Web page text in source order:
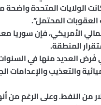
المتحدة واضحة
المحتمل”.
الأمريكي، فإن سوريا
المنطقة.
فُرض العديد منها في
والتعذيب والإعدامات
الانتفاضة، صدّرت سوريا ما قيمته 4.2 مليار